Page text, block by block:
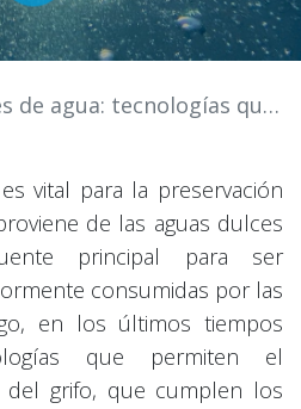
que permiten el tratamiento de agua del grifo
vital para la preservación
de las aguas dulces
principal para ser
consumidas por las
en los últimos tiempos
que permiten el
del grifo, que cumplen los